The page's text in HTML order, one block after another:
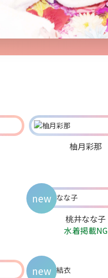
柚月彩那
桃井なな子
水着掲載NG
new
new